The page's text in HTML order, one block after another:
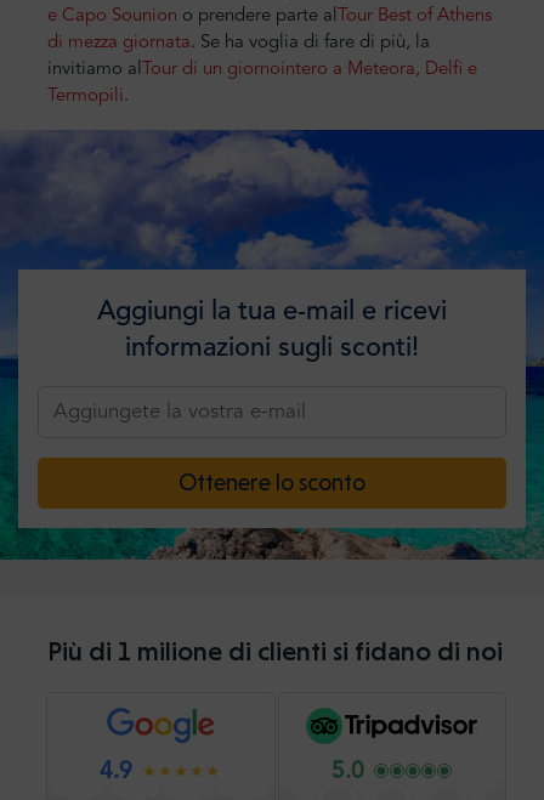
e Capo Sounion o prendere parte al
Tour Best of Athens
di mezza giornata. Se ha voglia di fare di più, la
invitiamo al Tour di un giornointero a Meteora, Delfi e
Termopili .
Aggiungi la tua e-mail e ricevi
informazioni sugli sconti!
Ottenere lo sconto
Più di 1 milione di clienti si fidano di noi
4.9 5.0